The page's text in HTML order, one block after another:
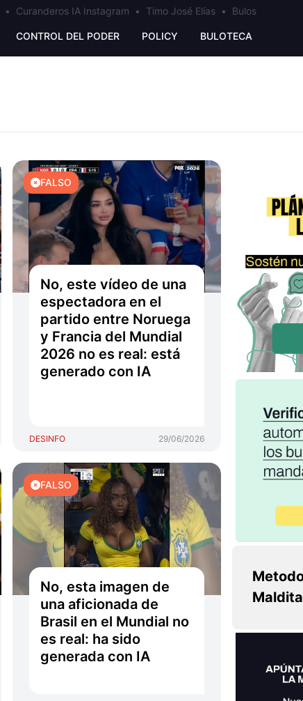
• Curanderos IA Instagram • Timo José Elías • Bulos
CONTROL DEL PODER POLICY BULOTECA
FALSO
No, este vídeo de una
espectadora en el
partido entre Noruega
y Francia del Mundial
2026 no es real: está
generado con IA
DESINFO 29/06/2026
FALSO
No, esta imagen de
una aficionada de
Brasil en el Mundial no
es real: ha sido
generada con IA